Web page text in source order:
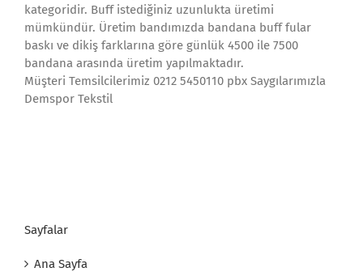
kategoridir. Buff istediğiniz uzunlukta üretimi
mümkündür. Üretim bandımızda bandana buff fular
baskı ve dikiş farklarına göre günlük 4500 ile 7500
bandana arasında üretim yapılmaktadır.
Müşteri Temsilcilerimiz 0212 5450110 pbx Saygılarımızla
Demspor Tekstil
Sayfalar
Ana Sayfa